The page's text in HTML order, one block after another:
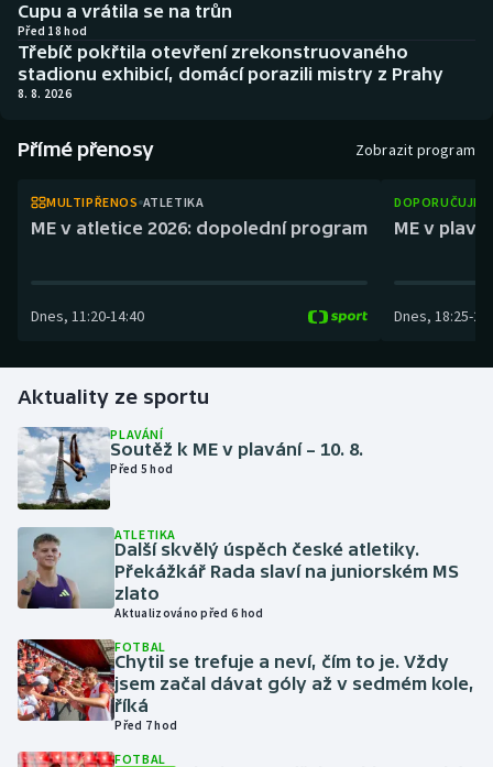
Boby a skeleton
Box
Curling
Dostihy
Gymnastika
Házená
Jezdectví
Judo
Krasobruslení
Lezení
Lyže a snowboard
AZ kvíz
Cupu a vrátila se na trůn
Před 18 hod
Třebíč pokřtila otevření zrekonstruovaného
stadionu exhibicí, domácí porazili mistry z Prahy
8. 8. 2026
Přímé přenosy Zobrazit program
MULTIPŘENOS ATLETIKA
ME v atletice 2026: dopolední program
Dnes, 11:20-14:40
ME v
Dnes, 18:25-
Aktuality ze sportu
PLAVÁNÍ
Soutěž k ME v plavání – 10. 8.
Před 5 hod
ATLETIKA
Další skvělý úspěch české atletiky.
Překážkář Rada slaví na juniorském MS
zlato
Aktualizováno před 6 hod
FOTBAL
Chytil se trefuje a neví, čím to je. Vždy
jsem začal dávat góly až v sedmém kole,
říká
Před 7 hod
FOTBAL